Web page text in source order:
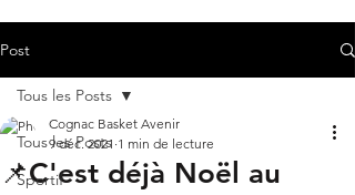
Post
Tous les Posts
Sportif
Tous les Posts
📌C'est déjà Noël au
Cognac Basket Avenir
9 déc. 2021 1 min de lecture